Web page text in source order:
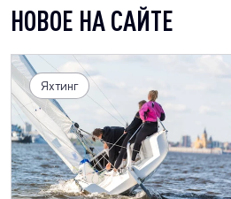
НОВОЕ НА САЙТЕ
Яхтинг